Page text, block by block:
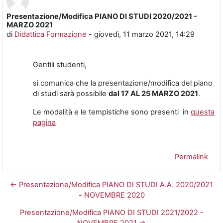
Presentazione/Modifica PIANO DI STUDI 2020/2021 -
MARZO 2021
di Didattica Formazione - giovedì, 11 marzo 2021, 14:29
Numero di risposte: 0
Gentili studenti,
si comunica che la presentazione/modifica del piano
di studi sarà possibile dal 17 AL 25 MARZO 2021.
Le modalità e le tempistiche sono presenti in questa
pagina
Permalink
← Presentazione/Modifica PIANO DI STUDI A.A. 2020/2021
- NOVEMBRE 2020
Presentazione/Modifica PIANO DI STUDI 2021/2022 -